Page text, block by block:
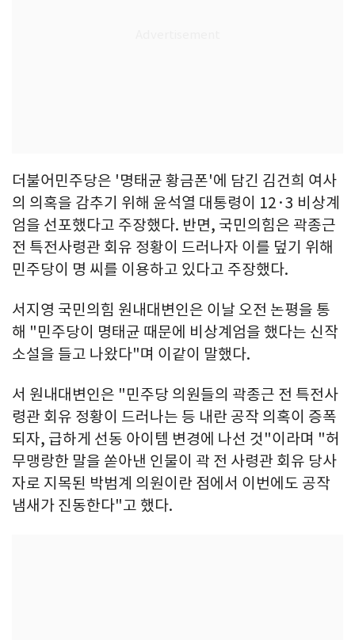
더불어민주당은 '명태균 황금폰'에 담긴 김건희 여사
의 의혹을 감추기 위해 윤석열 대통령이 12·3 비상계
엄을 선포했다고 주장했다. 반면, 국민의힘은 곽종근
전 특전사령관 회유 정황이 드러나자 이를 덮기 위해
민주당이 명 씨를 이용하고 있다고 주장했다.
서지영 국민의힘 원내대변인은 이날 오전 논평을 통
해 "민주당이 명태균 때문에 비상계엄을 했다는 신작
소설을 들고 나왔다"며 이같이 말했다.
서 원내대변인은 "민주당 의원들의 곽종근 전 특전사
령관 회유 정황이 드러나는 등 내란 공작 의혹이 증폭
되자, 급하게 선동 아이템 변경에 나선 것"이라며 "허
무맹랑한 말을 쏟아낸 인물이 곽 전 사령관 회유 당사
자로 지목된 박범계 의원이란 점에서 이번에도 공작
냄새가 진동한다"고 했다.